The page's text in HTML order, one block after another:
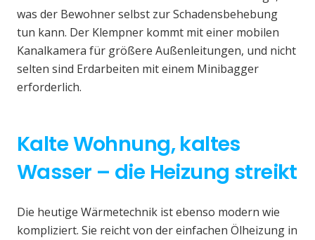
was der Bewohner selbst zur Schadensbehebung
tun kann. Der Klempner kommt mit einer mobilen
Kanalkamera für größere Außenleitungen, und nicht
selten sind Erdarbeiten mit einem Minibagger
erforderlich.
Kalte Wohnung, kaltes
Wasser – die Heizung streikt
Die heutige Wärmetechnik ist ebenso modern wie
kompliziert. Sie reicht von der einfachen Ölheizung in